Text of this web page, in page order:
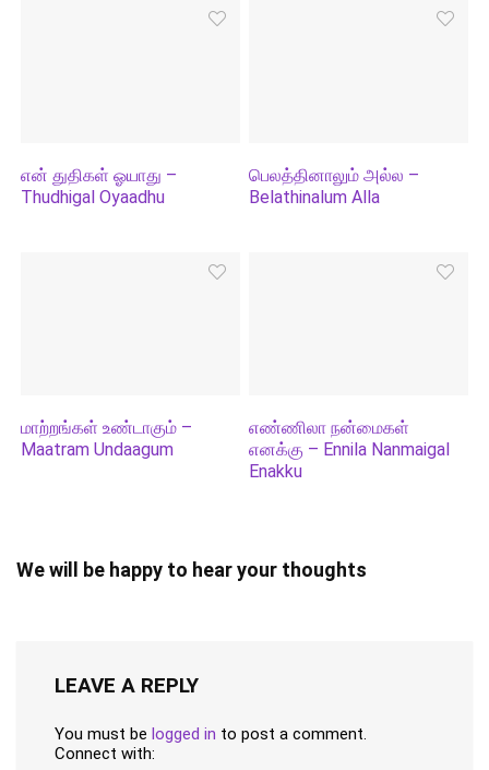
என் துதிகள் ஓயாது –
Thudhigal Oyaadhu
பெலத்தினாலும் அல்ல –
Belathinalum Alla
மாற்றங்கள் உண்டாகும் –
Maatram Undaagum
எண்ணிலா நன்மைகள்
எனக்கு – Ennila Nanmaigal
Enakku
We will be happy to hear your thoughts
LEAVE A REPLY
You must be logged in to post a comment.
Connect with: